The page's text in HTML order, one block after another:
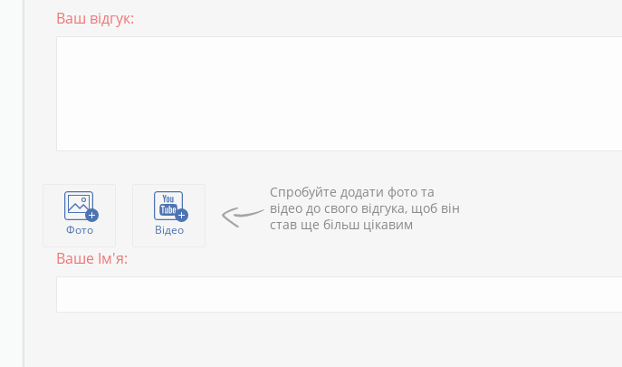
Ваш відгук:
Фото Відео
Спробуйте додати фото та
відео до свого відгука, щоб він
став ще більш цікавим
Ваше Ім'я: